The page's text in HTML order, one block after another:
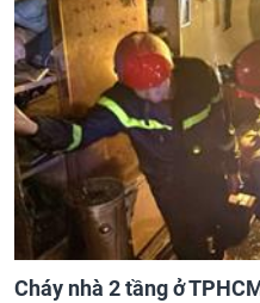
Cháy nhà 2 tầng ở